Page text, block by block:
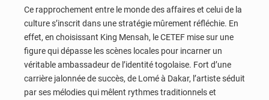
Ce rapprochement entre le monde des affaires et celui de la
culture s’inscrit dans une stratégie mûrement réfléchie. En
effet, en choisissant King Mensah, le CETEF mise sur une
figure qui dépasse les scènes locales pour incarner un
véritable ambassadeur de l’identité togolaise. Fort d’une
carrière jalonnée de succès, de Lomé à Dakar, l’artiste séduit
par ses mélodies qui mêlent rythmes traditionnels et